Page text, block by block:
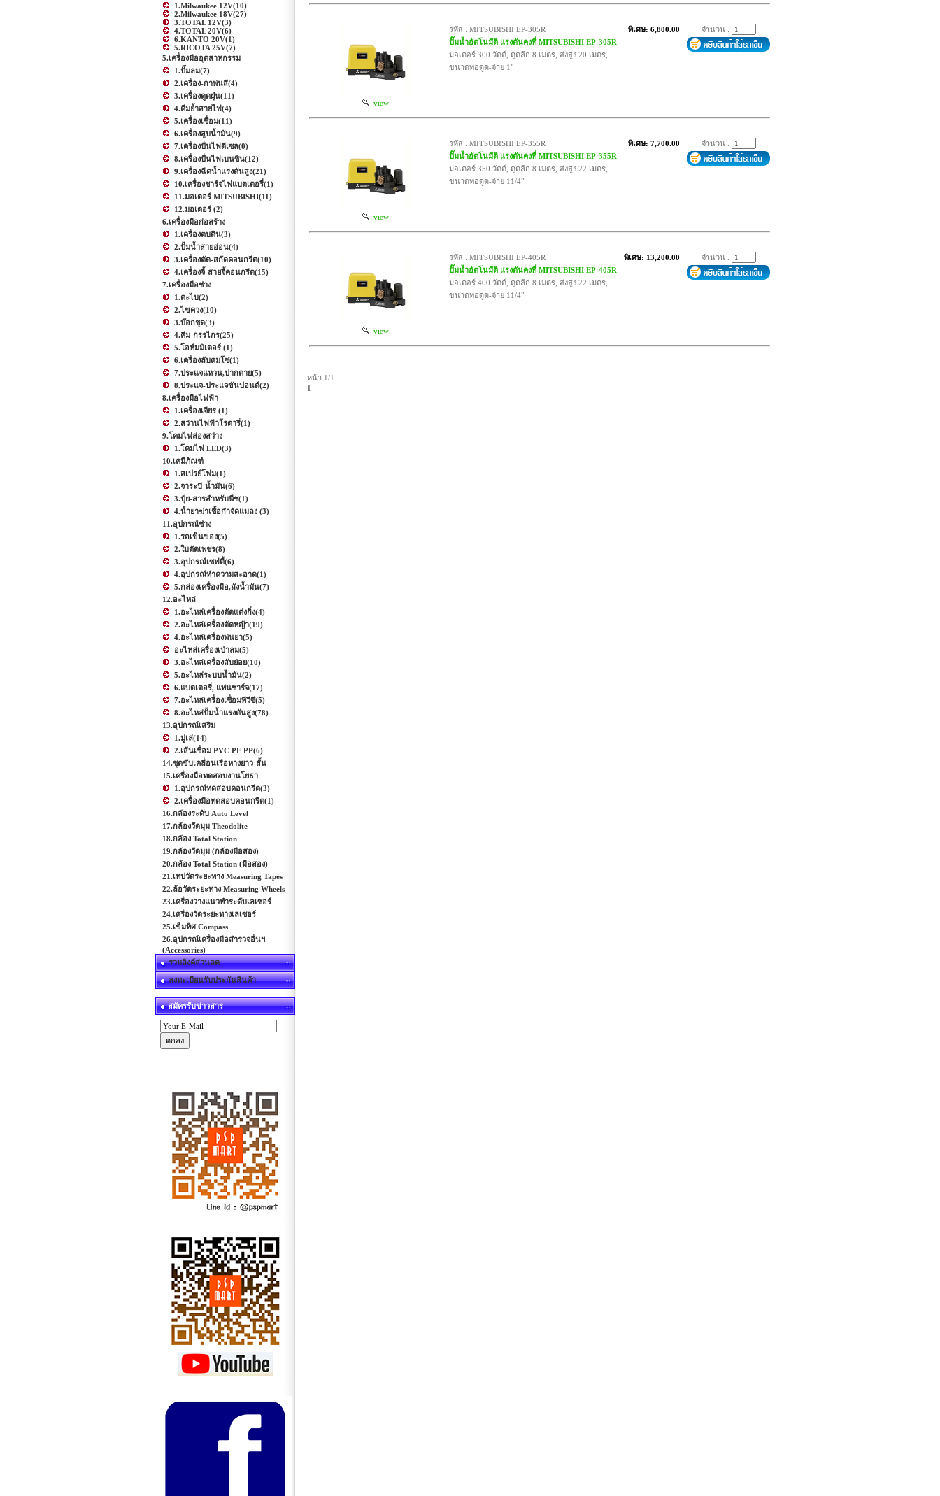
1.Milwaukee 12V(10)
2.Milwaukee 18V(27)
3.TOTAL 12V(3)
4.TOTAL 20V(6)
6.KANTO 20V(1)
5.RICOTA 25V(7)
5.เครื่องมืออุตสาหกรรม
1.ปั๊มลม(7)
2.เครื่อง-กาพ่นสี(4)
3.เครื่องดูดฝุ่น(11)
4.คีมย้ำสายไฟ(4)
5.เครื่องเชื่อม(11)
6.เครื่องสูบน้ำมัน(9)
7.เครื่องปั่นไฟดีเซล(0)
8.เครื่องปั่นไฟเบนซิน(12)
9.เครื่องฉีดน้ำแรงดันสูง(21)
10.เครื่องชาร์จไฟแบตเตอรี่(1)
11.มอเตอร์ MITSUBISHI(11)
12.มอเตอร์ (2)
6.เครื่องมือก่อสร้าง
1.เครื่องตบดิน(3)
2.ปั้มน้ำสายอ่อน(4)
3.เครื่องตัด-สกัดคอนกรีต(10)
4.เครื่องจี้-สายจี้คอนกรีต(15)
7.เครื่องมือช่าง
1.ตะไบ(2)
2.ไขควง(10)
3.บ๊อกชุด(3)
4.คีม-กรรไกร(25)
5.โอห์มมิเตอร์ (1)
6.เครื่องลับคมโซ่(1)
7.ประแจแหวน,ปากตาย(5)
8.ประแจ-ประแจขันปอนด์(2)
8.เครื่องมือไฟฟ้า
1.เครื่องเจียร (1)
2.สว่านไฟฟ้าโรตารี่(1)
9.โคมไฟส่องสว่าง
1.โคมไฟ LED(3)
10.เคมีภัณฑ์
1.สเปรย์โฟม(1)
2.จาระบี-น้ำมัน(6)
3.ปุ๋ย-สารสำหรับพืช(1)
4.น้ำยาฆ่าเชื้อกำจัดแมลง (3)
11.อุปกรณ์ช่าง
1.รถเข็นของ(5)
2.ใบตัดเพชร(8)
3.อุปกรณ์เซฟตี้(6)
4.อุปกรณ์ทำความสะอาด(1)
5.กล่องเครื่องมือ,ถังน้ำมัน(7)
12.อะไหล่
1.อะไหล่เครื่องตัดแต่งกิ่ง(4)
2.อะไหล่เครื่องตัดหญ้า(19)
4.อะไหล่เครื่องพ่นยา(5)
อะไหล่เครื่องเป่าลม(5)
3.อะไหล่เครื่องสับย่อย(10)
5.อะไหล่ระบบน้ำมัน(2)
6.แบตเตอรี่, แท่นชาร์จ(17)
7.อะไหล่เครื่องเชื่อมพีวีซี(5)
8.อะไหล่ปั้มน้ำแรงดันสูง(78)
13.อุปกรณ์เสริม
1.มู่เล่(14)
2.เส้นเชื่อม PVC PE PP(6)
14.ชุดขับเคลื่อนเรือหางยาว-สั้น
15.เครื่องมือทดสอบงานโยธา
1.อุปกรณ์ทดสอบคอนกรีต(3)
2.เครื่องมือทดสอบคอนกรีต(1)
16.กล้องระดับ Auto Level
17.กล้องวัดมุม Theodolite
18.กล้อง Total Station
19.กล้องวัดมุม (กล้องมือสอง)
20.กล้อง Total Station (มือสอง)
21.เทปวัดระยะทาง Measuring Tapes
22.ล้อวัดระยะทาง Measuring Wheels
23.เครื่องวางแนวทำระดับเลเซอร์
24.เครื่องวัดระยะทางเลเซอร์
25.เข็มทิศ Compass
26.อุปกรณ์เครื่องมือสำรวจอื่นฯ
(Accessories)
รวมลิงค์ส่วนลด
ลงทะเบียนรับประกันสินค้า
สมัครรับข่าวสาร
view
รหัส : MITSUBISHI EP-305R
ปั๊มน้ำอัตโนมัติ แรงดันคงที่ MITSUBISHI EP-305R
มอเตอร์ 300 วัตต์, ดูดลึก 8 เมตร, ส่งสูง 20 เมตร,
ขนาดท่อดูด-จ่าย 1"
พิเศษ: 6,800.00 จำนวน :
view
รหัส : MITSUBISHI EP-355R
ปั๊มน้ำอัตโนมัติ แรงดันคงที่ MITSUBISHI EP-355R
มอเตอร์ 350 วัตต์, ดูดลึก 8 เมตร, ส่งสูง 22 เมตร,
ขนาดท่อดูด-จ่าย 11/4"
พิเศษ: 7,700.00 จำนวน :
view
รหัส : MITSUBISHI EP-405R
ปั๊มน้ำอัตโนมัติ แรงดันคงที่ MITSUBISHI EP-405R
มอเตอร์ 400 วัตต์, ดูดลึก 8 เมตร, ส่งสูง 22 เมตร,
ขนาดท่อดูด-จ่าย 11/4"
พิเศษ: 13,200.00 จำนวน :
หน้า 1/1
1